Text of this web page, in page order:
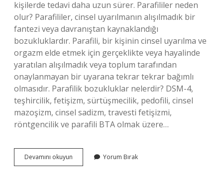
kişilerde tedavi daha uzun sürer. Parafililer neden
olur? Parafililer, cinsel uyarılmanın alışılmadık bir
fantezi veya davranıştan kaynaklandığı
bozukluklardır. Parafili, bir kişinin cinsel uyarılma ve
orgazm elde etmek için gerçeklikte veya hayalinde
yaratılan alışılmadık veya toplum tarafından
onaylanmayan bir uyarana tekrar tekrar bağımlı
olmasıdır. Parafilik bozukluklar nelerdir? DSM-4,
teşhircilik, fetişizm, sürtüşmecilik, pedofili, cinsel
mazoşizm, cinsel sadizm, travesti fetişizmi,
röntgencilik ve parafili BTA olmak üzere…
Devamını okuyun
Nasıl
Yorum Bırak